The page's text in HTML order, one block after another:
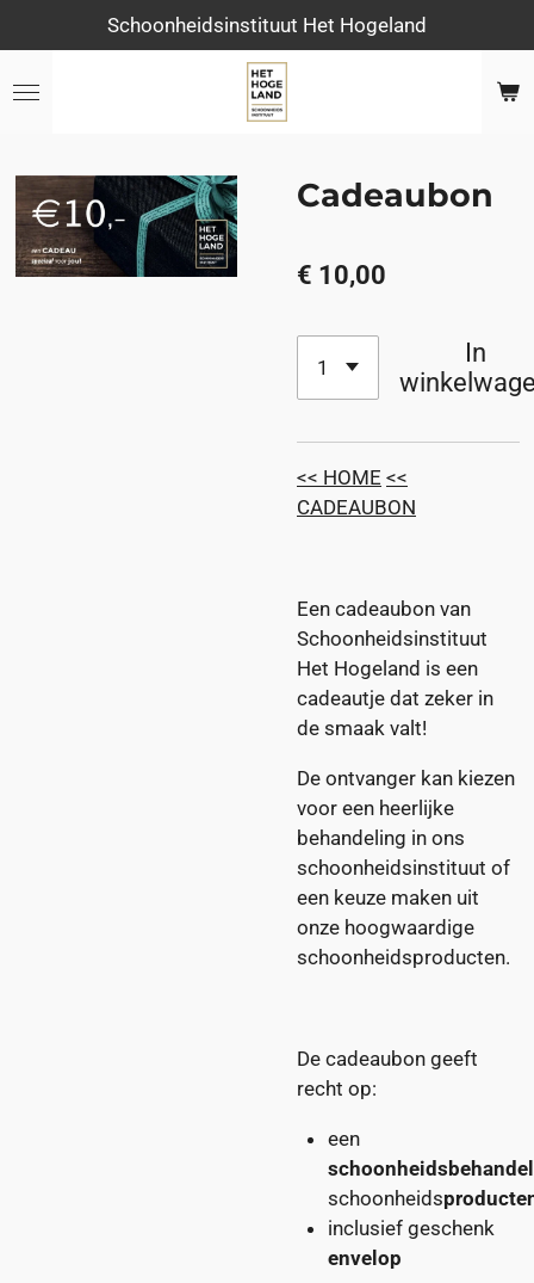
direct
naar
Schoonheidsinstituut Het Hogeland
Cadeaubon
€ 10,00
In
<< HOME <<
CADEAUBON
Een cadeaubon van
Schoonheidsinstituut
Het Hogeland is een
cadeautje dat zeker in
de smaak valt!
De ontvanger kan kiezen
voor een heerlijke
behandeling in ons
schoonheidsinstituut of
een keuze maken uit
onze hoogwaardige
schoonheidsproducten.
De cadeaubon geeft
recht op:
een
schoonheids
inclusief geschenk
envelop